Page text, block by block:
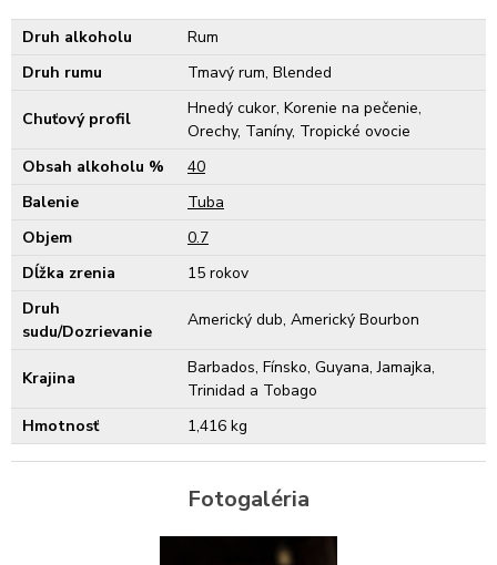
Druh alkoholu
Rum
Druh rumu
Tmavý rum, Blended
Chuťový profil
Hnedý cukor, Korenie na pečenie,
Orechy, Taníny, Tropické ovocie
Obsah alkoholu %
40
Balenie
Tuba
Objem
0.7
Dĺžka zrenia
15 rokov
Druh
sudu/Dozrievanie
Americký dub, Americký Bourbon
Krajina
Barbados, Fínsko, Guyana, Jamajka,
Trinidad a Tobago
Hmotnosť
1,416 kg
Fotogaléria